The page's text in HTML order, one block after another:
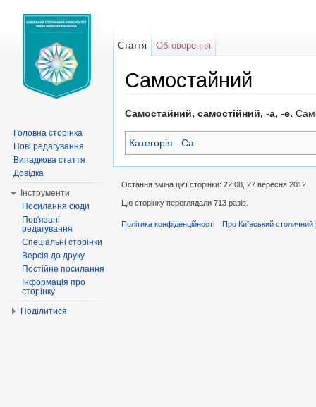
Самостайний
Самостайний, самостійний, -а, -е.
Категорія: Са
Стаття Обговорення
Головна сторінка
Нові редагування
Випадкова стаття
Довідка
Інструменти
Посилання сюди
Пов'язані
редагування
Спеціальні сторінки
Версія до друку
Постійне посилання
Інформація про
сторінку
Поділитися
Остання зміна цієї сторінки: 22:08, 27 вересня 2012.
Цю сторінку переглядали 713 разів.
Політика конфіденційності Про Київський столичний